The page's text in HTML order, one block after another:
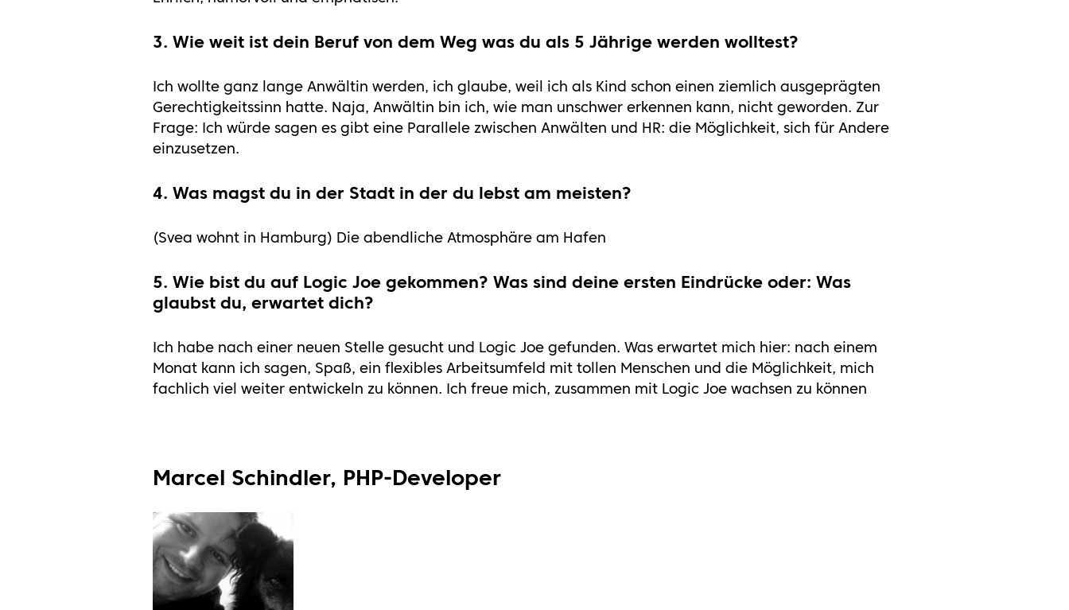
3. Wie weit ist dein Beruf von dem Weg was du als 5 Jährige werden wolltest?
Ich wollte ganz lange Anwältin werden, ich glaube, weil ich als Kind schon einen ziemlich ausgeprägten
Gerechtigkeitssinn hatte. Naja, Anwältin bin ich, wie man unschwer erkennen kann, nicht geworden. Zur
Frage: Ich würde sagen es gibt eine Parallele zwischen Anwälten und HR: die Möglichkeit, sich für Andere
einzusetzen.
4. Was magst du in der Stadt in der du lebst am meisten?
(Svea wohnt in Hamburg) Die abendliche Atmosphäre am Hafen ️
5. Wie bist du auf Logic Joe gekommen? Was sind deine ersten Eindrücke oder: Was
glaubst du, erwartet dich?
Ich habe nach einer neuen Stelle gesucht und Logic Joe gefunden. Was erwartet mich hier: nach einem
Monat kann ich sagen, Spaß, ein flexibles Arbeitsumfeld mit tollen Menschen und die Möglichkeit, mich
fachlich viel weiter entwickeln zu können. Ich freue mich, zusammen mit Logic Joe wachsen zu können
Marcel Schindler, PHP-Developer